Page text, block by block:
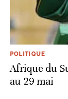
POLITIQUE
Afrique du
au 29 mai